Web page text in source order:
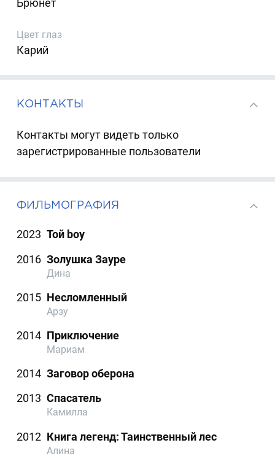
Брюнет
Цвет глаз
Карий
КОНТАКТЫ
Контакты могут видеть только
зарегистрированные пользователи
ФИЛЬМОГРАФИЯ
2023 Той boy
2016 Золушка Зауре
Дина
2015 Несломленный
Арзу
2014 Приключение
Мариам
2014 Заговор оберона
2013 Спасатель
Камилла
2012 Книга легенд: Таинственный лес
Алина